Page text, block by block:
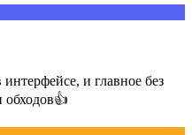
и главное без